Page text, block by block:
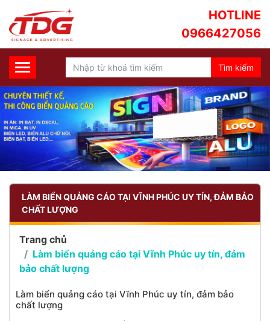
HOTLINE
0966427056
LÀM BIỂN QUẢNG CÁO TẠI VĨNH PHÚC UY TÍN, ĐẢM BẢO
CHẤT LƯỢNG
Trang chủ
Làm biển quảng cáo tại Vĩnh Phúc uy tín, đảm
bảo chất lượng
Làm biển quảng cáo tại Vĩnh Phúc uy tín, đảm bảo
chất lượng